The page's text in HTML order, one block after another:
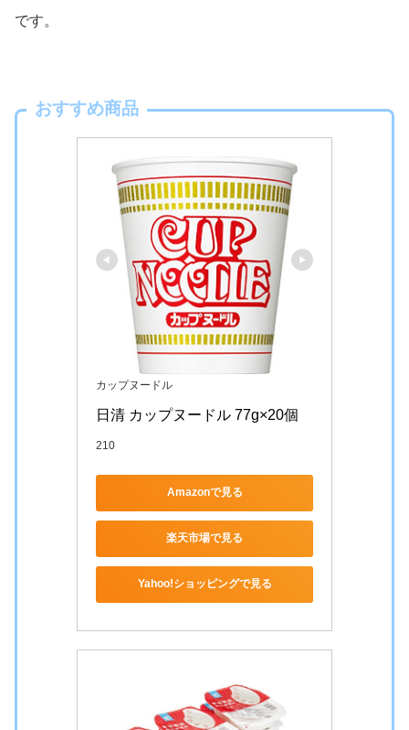
です。
おすすめ商品
カップヌードル
日清 カップヌードル 77g×20個
210
Amazonで見る
楽天市場で見る
Yahoo!ショッピングで見る